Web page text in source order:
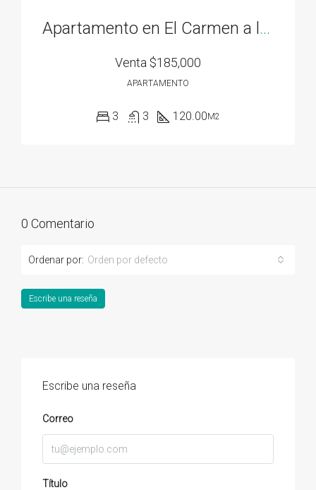
Apartamento en El Carmen a la venta
Venta $185,000
APARTAMENTO
3 3 120.00M2
0 Comentario
Ordenar por: Orden por defecto
Escribe una reseña
Escribe una reseña
Correo
Título